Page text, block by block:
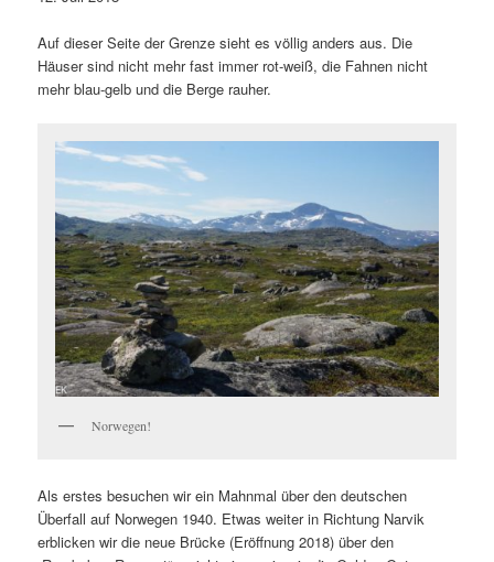
Auf dieser Seite der Grenze sieht es völlig anders aus. Die
Häuser sind nicht mehr fast immer rot-weiß, die Fahnen nicht
mehr blau-gelb und die Berge rauher.
Norwegen!
Als erstes besuchen wir ein Mahnmal über den deutschen
Überfall auf Norwegen 1940. Etwas weiter in Richtung Narvik
erblicken wir die neue Brücke (Eröffnung 2018) über den